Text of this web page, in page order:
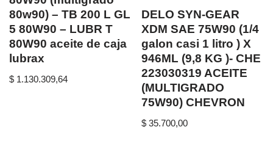
80w90) – TB 200 L GL
5 80W90 – LUBR T
80W90 aceite de caja
lubrax
$ 1.130.309,64
DELO SYN-GEAR
XDM SAE 75W90 (1/4
galon casi 1 litro ) X
946ML (9,8 KG )- CHE
223030319 ACEITE
(MULTIGRADO
75W90) CHEVRON
$ 35.700,00